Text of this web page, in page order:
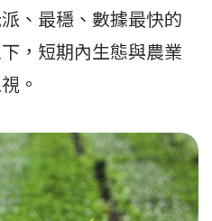
、最穩、數據最快的
，短期內生態與農業
。